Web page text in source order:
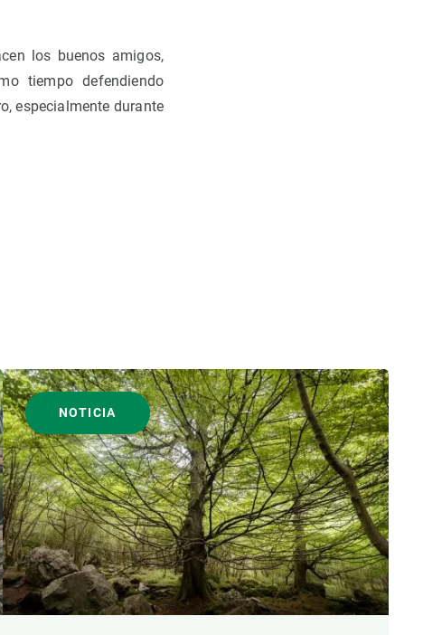
los buenos amigos,
tiempo defendiendo
especialmente durante
NOTICIA